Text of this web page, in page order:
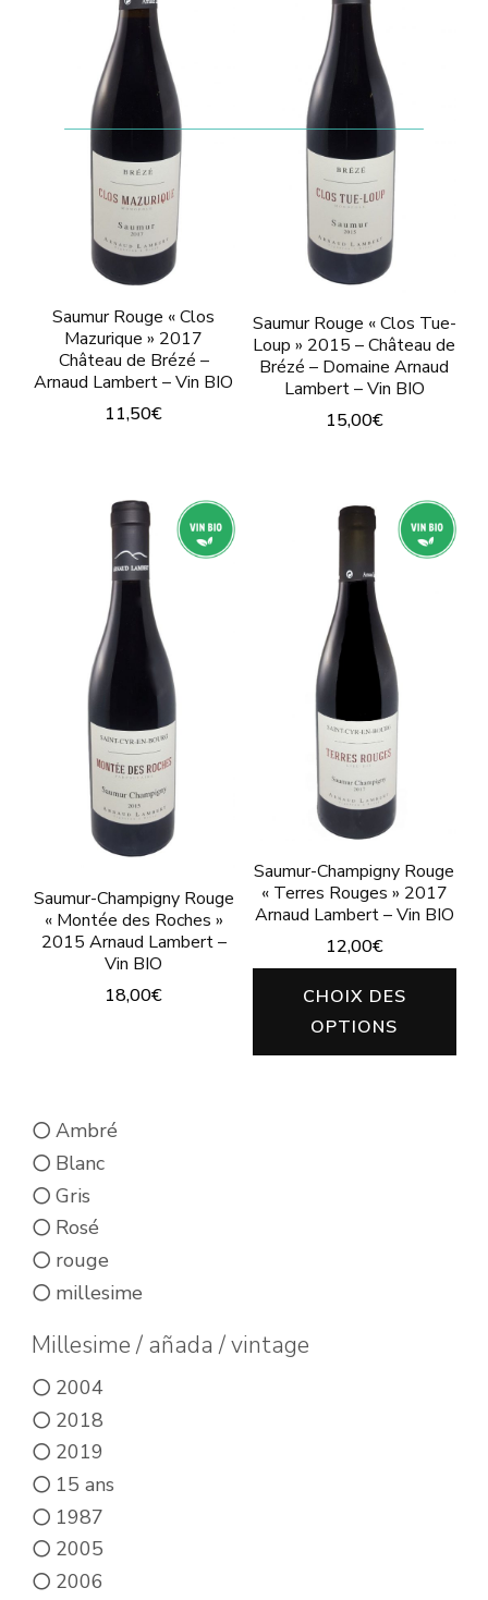
sur
peuvent
être
choisies
sur
la
page
du
produit
Saumur Rouge « Clos
Mazurique » 2017
Château de Brézé –
Arnaud Lambert – Vin BIO
11,50€
a
plusieurs
variations.
Les
options
peuvent
être
choisies
sur
la
page
du
produit
Saumur Rouge « Clos Tue-
Loup » 2015 – Château de
Brézé – Domaine Arnaud
Lambert – Vin BIO
15,00€
a
plusieurs
variations.
Les
options
peuvent
être
choisies
sur
page
du
Saumur-Champigny Rouge
« Montée des Roches »
2015 Arnaud Lambert –
Vin BIO
18,00€
être
choisies
Saumur-Champigny Rouge
« Terres Rouges » 2017
Arnaud Lambert – Vin BIO
12,00€
CHOIX DES
OPTIONS
a
Ambré
Blanc
Gris
Rosé
rouge
millesime
Millesime / añada / vintage
2004
2018
2019
15 ans
1987
2005
2006